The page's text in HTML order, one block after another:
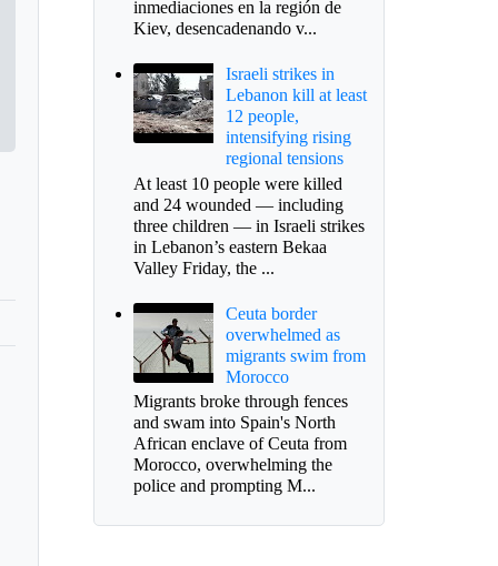
inmediaciones en la región de
Kiev, desencadenando v...
Israeli strikes in
Lebanon kill at least
12 people,
intensifying rising
regional tensions
At least 10 people were killed
and 24 wounded — including
three children — in Israeli strikes
in Lebanon’s eastern Bekaa
Valley Friday, the ...
Ceuta border
overwhelmed as
migrants swim from
Morocco
Migrants broke through fences
and swam into Spain's North
African enclave of Ceuta from
Morocco, overwhelming the
police and prompting M...